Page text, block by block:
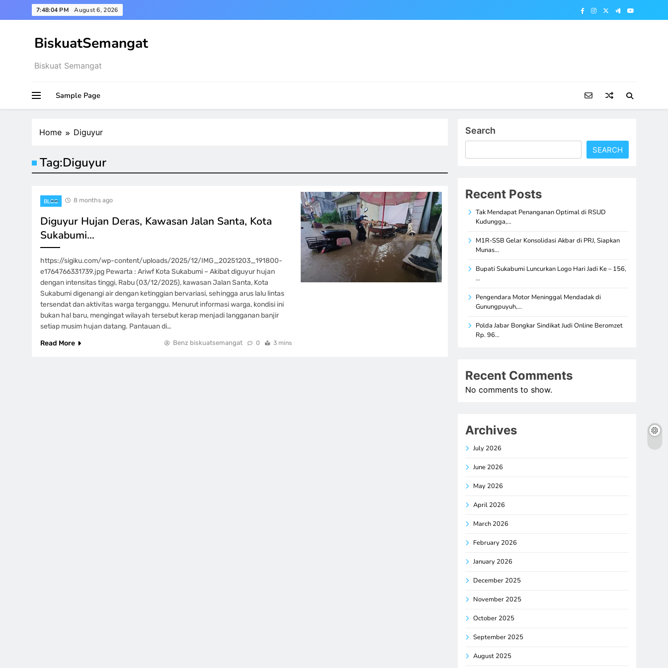
to
7:48:05 PM August 6, 2026
BiskuatSemangat
Biskuat Semangat
Sample Page
Home Diguyur
Tag:Diguyur
BLOG 8 months ago
Diguyur Hujan Deras, Kawasan Jalan Santa, Kota
Sukabumi…
https://sigiku.com/wp-content/uploads/2025/12/IMG_20251203_191800-
e1764766331739.jpg Pewarta : Ariwf Kota Sukabumi – Akibat diguyur hujan
dengan intensitas tinggi, Rabu (03/12/2025), kawasan Jalan Santa, Kota
Sukabumi digenangi air dengan ketinggian bervariasi, sehingga arus lalu lintas
tersendat dan aktivitas warga terganggu. Menurut informasi warga, kondisi ini
bukan hal baru, mengingat wilayah tersebut kerap menjadi langganan banjir
setiap musim hujan datang. Pantauan di…
Read More
Benz biskuatsemangat 0 3 mins
Search
SEARCH
Recent Posts
Tak Mendapat Penanganan Optimal di RSUD
Kudungga,…
M1R-SSB Gelar Konsolidasi Akbar di PRJ, Siapkan
Munas…
Bupati Sukabumi Luncurkan Logo Hari Jadi Ke – 156,
…
Pengendara Motor Meninggal Mendadak di
Gunungpuyuh,…
Polda Jabar Bongkar Sindikat Judi Online Beromzet
Rp. 96…
Recent Comments
No comments to show.
Archives
July 2026
June 2026
May 2026
April 2026
March 2026
February 2026
January 2026
December 2025
November 2025
October 2025
September 2025
August 2025